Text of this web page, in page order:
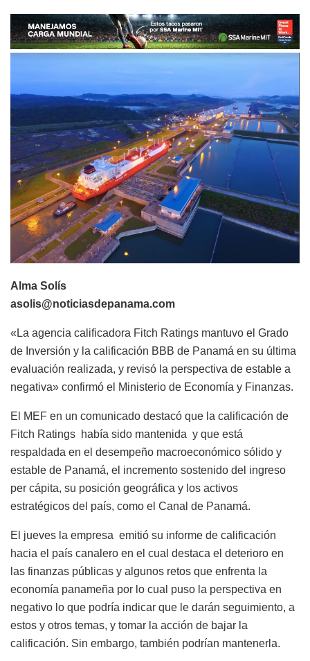
Alma Solís
asolis@noticiasdepanama.com
«La agencia calificadora Fitch Ratings mantuvo el Grado
de Inversión y la calificación BBB de Panamá en su última
evaluación realizada, y revisó la perspectiva de estable a
negativa» confirmó el Ministerio de Economía y Finanzas.
El MEF en un comunicado destacó que la calificación de
Fitch Ratings había sido mantenida y que está
respaldada en el desempeño macroeconómico sólido y
estable de Panamá, el incremento sostenido del ingreso
per cápita, su posición geográfica y los activos
estratégicos del país, como el Canal de Panamá.
El jueves la empresa emitió su informe de calificación
hacia el país canalero en el cual destaca el deterioro en
las finanzas públicas y algunos retos que enfrenta la
economía panameña por lo cual puso la perspectiva en
negativo lo que podría indicar que le darán seguimiento, a
estos y otros temas, y tomar la acción de bajar la
calificación. Sin embargo, también podrían mantenerla.